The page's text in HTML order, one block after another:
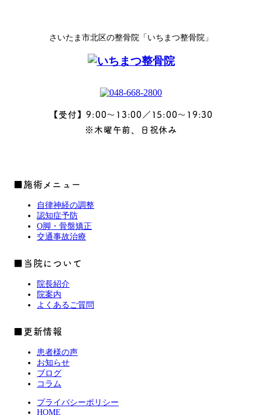
さいたま市北区の整骨院「いちまつ整骨院」
【受付】9:00～13:00／15:00～19:30
※木曜午前、日祝休み
■施術メニュー
自律神経の調整
認知症予防
O脚・骨盤矯正
交通事故治療
■当院について
院長紹介
院案内
よくあるご質問
■更新情報
患者様の声
お知らせ
ブログ
コラム
プライバシーポリシー
HOME